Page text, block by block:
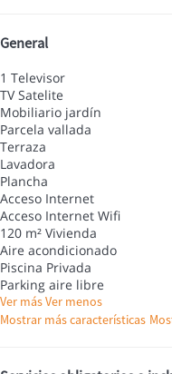
General
1 Televisor
TV Satelite
Mobiliario jardín
Parcela vallada
Terraza
Lavadora
Plancha
Acceso Internet
Acceso Internet Wifi
120 m² Vivienda
Aire acondicionado
Piscina Privada
Parking aire libre
Ver másVer menos
Mostrar más características